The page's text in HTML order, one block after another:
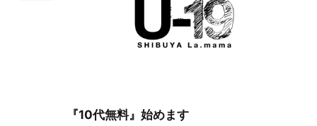
『10代無料』始めます